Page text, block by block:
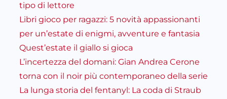
tipo di lettore
Libri gioco per ragazzi: 5 novità appassionanti
per un’estate di enigmi, avventure e fantasia
Quest’estate il giallo si gioca
L’incertezza del domani: Gian Andrea Cerone
torna con il noir più contemporaneo della serie
La lunga storia del fentanyl: La coda di Straub